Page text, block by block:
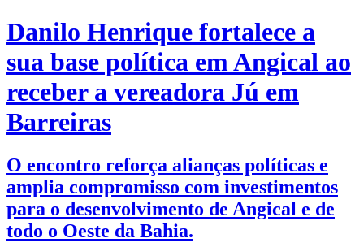
Danilo Henrique fortalece a
sua base política em Angical ao
receber a vereadora Jú em
Barreiras
O encontro reforça alianças políticas e
amplia compromisso com investimentos
para o desenvolvimento de Angical e de
todo o Oeste da Bahia.